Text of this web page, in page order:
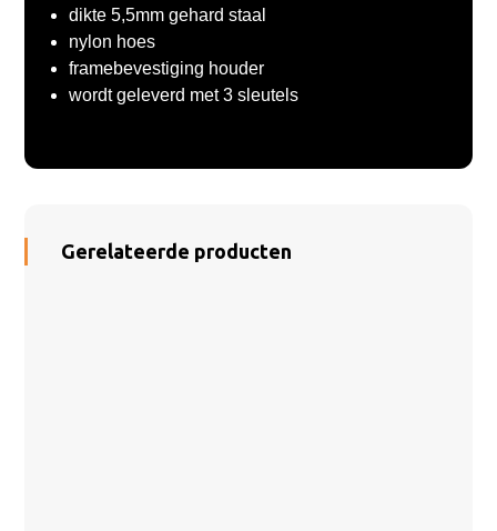
dikte 5,5mm gehard staal
nylon hoes
framebevestiging houder
wordt geleverd met 3 sleutels
Gerelateerde producten